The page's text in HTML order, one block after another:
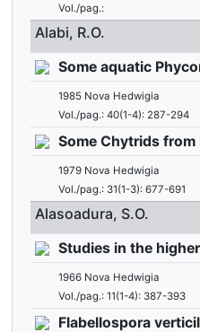
Vol./pag.:
Alabi, R.O.
Some aquatic
1985 Nova Hedwigia
Vol./pag.: 40(1-4): 287-294
Some Chytrids from
1979 Nova Hedwigia
Vol./pag.: 31(1-3): 677-691
Alasoadura, S.O.
Studies in the
1966 Nova Hedwigia
Vol./pag.: 11(1-4): 387-393
Flabellospora